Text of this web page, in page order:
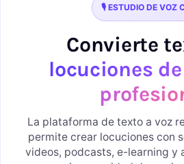
🎙️ ESTUDIO DE VOZ
Convierte
locuciones
La plataforma de texto a voz
permite crear locuciones con
videos, podcasts, e-learning y